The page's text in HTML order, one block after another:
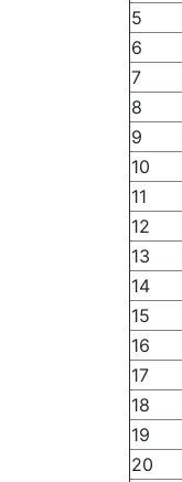
5
6
7
8
9
10
11
12
13
14
15
16
17
18
19
20